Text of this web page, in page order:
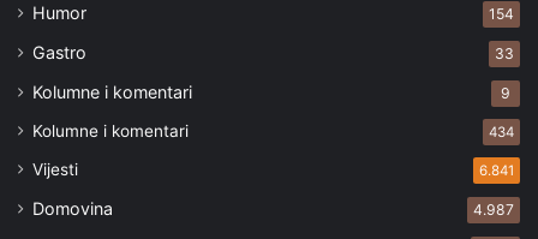
Humor 154
Gastro 33
Kolumne i komentari 9
Kolumne i komentari 434
Vijesti 6.841
Domovina 4.987